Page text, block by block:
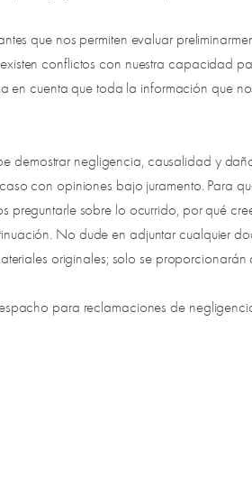
que nos permiten evaluar
conflictos con nuestra capacidad
en cuenta que toda la información que
demostrar negligencia, causalidad y
con opiniones bajo juramento. Para
preguntarle sobre lo ocurrido, por qué
No dude en adjuntar cualquier
originales; solo se proporcionarán
para reclamaciones de